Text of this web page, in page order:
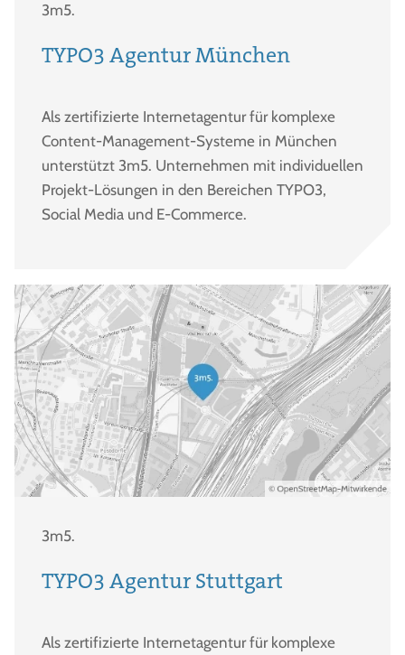
3m5.
TYPO3 Agentur München
Als zertifizierte Internetagentur für komplexe
Content-Management-Systeme in München
unterstützt 3m5. Unternehmen mit individuellen
Projekt-Lösungen in den Bereichen TYPO3,
Social Media und E-Commerce.
3m5.
TYPO3 Agentur Stuttgart
Als zertifizierte Internetagentur für komplexe